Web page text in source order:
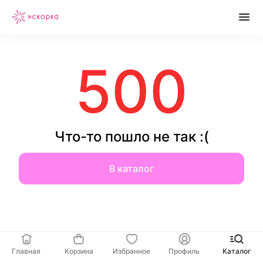
500
Что-то пошло не так :(
В каталог
Главная Корзина Избранное Профиль Каталог